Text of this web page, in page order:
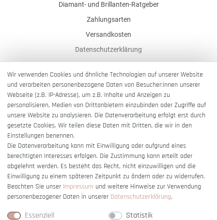
Diamant- und Brillanten-Ratgeber
Zahlungsarten
Versandkosten
Datenschutzerklärung
Widerrufsbelehrung
Impressum
Barrierefreiheitserklärung
Vertrag widerrufen
Wir verwenden Cookies und ähnliche Technologien auf unserer Website
und verarbeiten personenbezogene Daten von Besucher:innen unserer
Webseite (z.B. IP-Adresse), um z.B. Inhalte und Anzeigen zu
personalisieren, Medien von Drittanbietern einzubinden oder Zugriffe auf
unsere Website zu analysieren. Die Datenverarbeitung erfolgt erst durch
gesetzte Cookies. Wir teilen diese Daten mit Dritten, die wir in den
Einstellungen benennen.
Die Datenverarbeitung kann mit Einwilligung oder aufgrund eines
berechtigten Interesses erfolgen. Die Zustimmung kann erteilt oder
abgelehnt werden. Es besteht das Recht, nicht einzuwilligen und die
Einwilligung zu einem späteren Zeitpunkt zu ändern oder zu widerrufen.
Beachten Sie unser Impressum und weitere Hinweise zur Verwendung
personenbezogener Daten in unserer Daten­schutz­erklärung.
Essenziell Statistik